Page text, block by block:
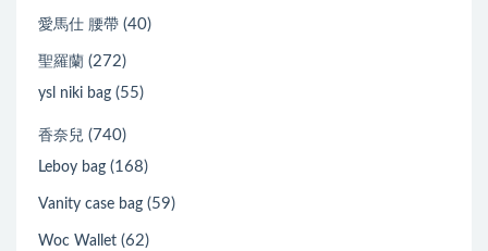
愛馬仕 腰帶 (40)
聖羅蘭 (272)
ysl niki bag (55)
香奈兒 (740)
Leboy bag (168)
Vanity case bag (59)
Woc Wallet (62)